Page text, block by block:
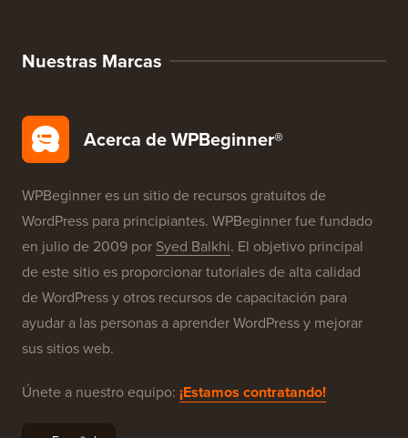
Nuestras Marcas
Acerca de WPBeginner®
WPBeginner es un sitio de recursos gratuitos de
WordPress para principiantes. WPBeginner fue fundado
en julio de 2009 por Syed Balkhi. El objetivo principal
de este sitio es proporcionar tutoriales de alta calidad
de WordPress y otros recursos de capacitación para
ayudar a las personas a aprender WordPress y mejorar
sus sitios web.
Únete a nuestro equipo: ¡Estamos contratando!